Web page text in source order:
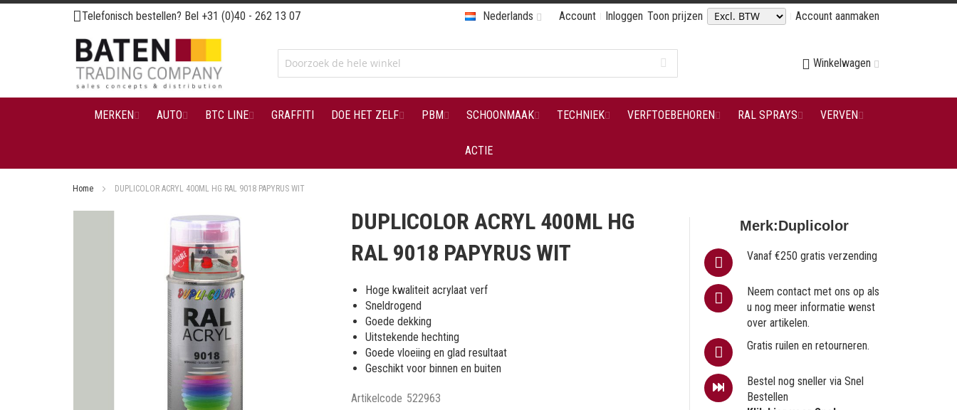
Ga
naar
de
inhoud
Telefonisch bestellen? Bel +31 (0)40 - 262 13 07 Account Inloggen Toon prijzen Account aanmaken
Nederlands
Winkelwagen
MERKEN AUTO BTC LINE GRAFFITI DOE HET ZELF PBM SCHOONMAAK TECHNIEK VERFTOEBEHOREN RAL SPRAYS VERVEN
ACTIE
Home DUPLICOLOR ACRYL 400ML HG RAL 9018 PAPYRUS WIT
DUPLICOLOR ACRYL 400ML HG
RAL 9018 PAPYRUS WIT
Hoge kwaliteit acrylaat verf
Sneldrogend
Goede dekking
Uitstekende hechting
Goede vloeiing en glad resultaat
Geschikt voor binnen en buiten
Artikelcode 522963
Merk:Duplicolor
Vanaf €250 gratis verzending
Neem contact met ons op als
u nog meer informatie wenst
over artikelen.
Gratis ruilen en retourneren.
Bestel nog sneller via Snel
Bestellen